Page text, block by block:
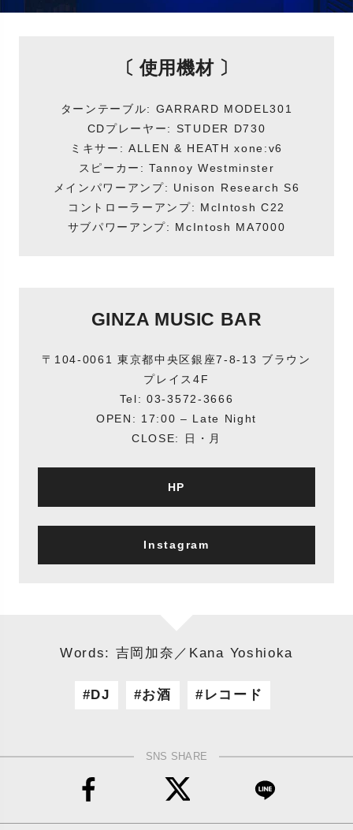
〔 使用機材 〕
ターンテーブル: GARRARD MODEL301
CDプレーヤー: STUDER D730
ミキサー: ALLEN & HEATH xone:v6
スピーカー: Tannoy Westminster
メインパワーアンプ: Unison Research S6
コントローラーアンプ: McIntosh C22
サブパワーアンプ: McIntosh MA7000
GINZA MUSIC BAR
〒104-0061 東京都中央区銀座7-8-13 ブラウン
プレイス4F
Tel: 03-3572-3666
OPEN: 17:00 – Late Night
CLOSE: 日・月
HP
Instagram
Words: 吉岡加奈／Kana Yoshioka
DJ お酒 レコード
SNS SHARE